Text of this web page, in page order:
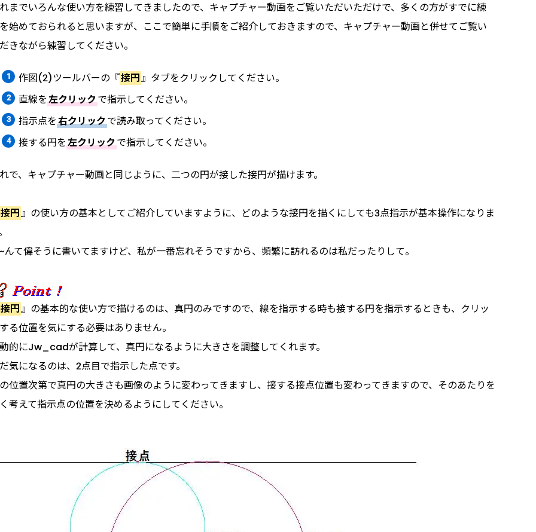
までいろんな使い方を練習してきましたので、キャプチャー動画をご覧いただいただけで、多くの方がすでに練
始めておられると思いますが、ここで簡単に手順をご紹介しておきますので、キャプチャー動画と併せてご覧い
きながら練習してください。
作図(2)ツールバーの『接円』タブをクリックしてください。
直線を左クリックで指示してください。
指示点を右クリックで読み取ってください。
接する円を左クリックで指示してください。
で、キャプチャー動画と同じように、二つの円が接した接円が描けます。
接円』の使い方の基本としてご紹介していますように、どのような接円を描くにしても3点指示が基本操作になりま
んて偉そうに書いてますけど、私が一番忘れそうですから、頻繁に訪れるのは私だったりして。
接円』の基本的な使い方で描けるのは、真円のみですので、線を指示する時も接する円を指示するときも、クリッ
る位置を気にする必要はありません。
的にJw_cadが計算して、真円になるように大きさを調整してくれます。
気になるのは、2点目で指示した点です。
位置次第で真円の大きさも画像のように変わってきますし、接する接点位置も変わってきますので、そのあたりを
考えて指示点の位置を決めるようにしてください。